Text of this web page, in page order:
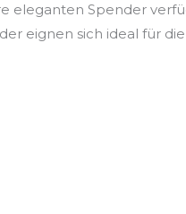
eleganten Spender
eignen sich ideal für